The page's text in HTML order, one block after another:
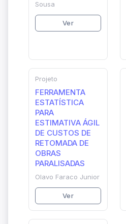
Sousa
Ver
Projeto
FERRAMENTA
ESTATÍSTICA
PARA
ESTIMATIVA ÁGIL
DE CUSTOS DE
RETOMADA DE
OBRAS
PARALISADAS
Olavo Faraco Junior
Ver